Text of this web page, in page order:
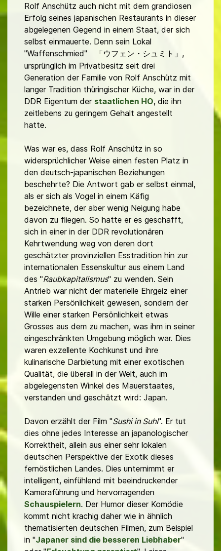
Rolf Anschütz auch nicht mit dem grandiosen
Erfolg seines japanischen Restaurants in dieser
abgelegenen Gegend in einem Staat, der sich
selbst einmauerte. Denn sein Lokal
"Waffenschmied" 「ウフェン・シュミト」 ,
ursprünglich im Privatbesitz seit drei
Generation der Familie von Rolf Anschütz mit
langer Tradition thüringischer Küche, war in der
DDR Eigentum der staatlichen HO, die ihn
zeitlebens zu geringem Gehalt angestellt
hatte.
Was war es, dass Rolf Anschütz in so
widersprüchlicher Weise einen festen Platz in
den deutsch-japanischen Beziehungen
beschehrte? Die Antwort gab er selbst einmal,
als er sich als Vogel in einem Käfig
bezeichnete, der aber wenig Neigung habe
davon zu fliegen. So hatte er es geschafft,
sich in einer in der DDR revolutionären
Kehrtwendung weg von deren dort
geschätzter provinziellen Esstradition hin zur
internationalen Essenskultur aus einem Land
des "Raubkapitalismus" zu wenden. Sein
Antrieb war nicht der materielle Ehrgeiz einer
starken Persönlichkeit gewesen, sondern der
Wille einer starken Persönlichkeit etwas
Grosses aus dem zu machen, was ihm in seiner
eingeschränkten Umgebung möglich war. Dies
waren exzellente Kochkunst und ihre
kulinarische Darbietung mit einer exotischen
Qualität, die überall in der Welt, auch im
abgelegensten Winkel des Mauerstaates,
verstanden und geschätzt wird: Japan.
Davon erzählt der Film "Sushi in Suhl". Er tut
dies ohne jedes Interesse an japanologischer
Korrektheit, allein aus einer sehr lokalen
deutschen Perspektive der Exotik dieses
fernöstlichen Landes. Dies unternimmt er
intelligent, einfühlend mit beeindruckender
Kameraführung und hervorragenden
Schauspielern. Der Humor dieser Komödie
kommt nicht krachig daher wie in ähnlich
thematisierten deutschen Filmen, zum Beispiel
in "Japaner sind die besseren Liebhaber"